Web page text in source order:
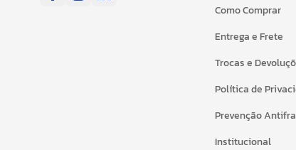
Como Comprar
Entrega e Frete
Trocas e
Política de
Prevenção
Institucional